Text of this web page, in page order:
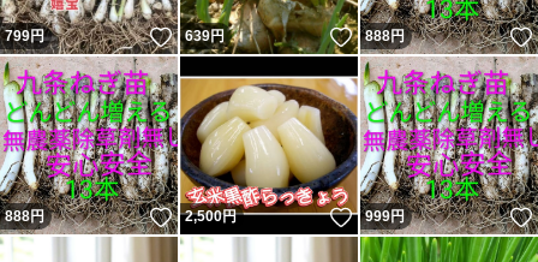
799円 いいね！
639円 いいね！
888円
888円 いいね！
2,500円 いいね！
999円